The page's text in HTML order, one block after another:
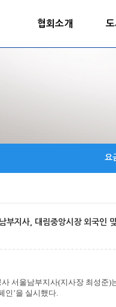
협회소개
요
부지사, 대림중앙시장 외국인
서울남부지사(지사장 최성준)
인’을 실시했다.